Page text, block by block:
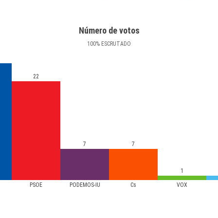
Número de votos
100% ESCRUTADO
PSOE PODEMOS-IU Cs VOX
22
7 7
1